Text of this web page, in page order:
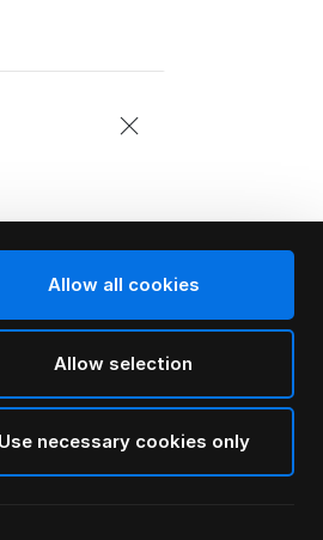
Allow all cookies
Allow selection
Use necessary cookies only